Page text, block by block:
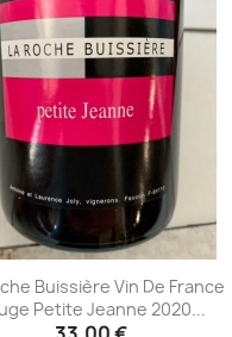
Buissière Vin De France
Petite Jeanne 2020...